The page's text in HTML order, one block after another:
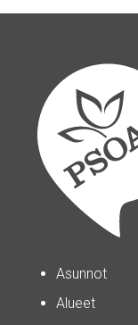
Asunnot
Alueet